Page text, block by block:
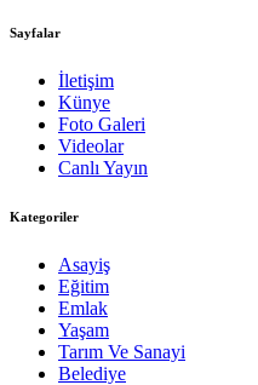
Sayfalar
İletişim
Künye
Foto Galeri
Videolar
Canlı Yayın
Kategoriler
Asayiş
Eğitim
Emlak
Yaşam
Tarım Ve Sanayi
Belediye